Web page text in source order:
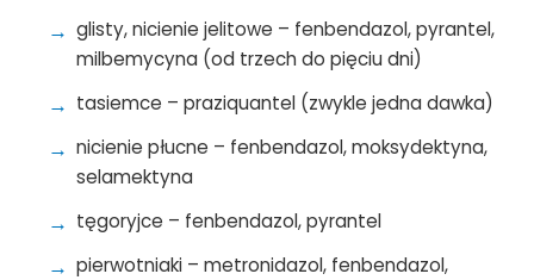
glisty, nicienie jelitowe – fenbendazol, pyrantel,
milbemycyna (od trzech do pięciu dni)
tasiemce – praziquantel (zwykle jedna dawka)
nicienie płucne – fenbendazol, moksydektyna,
selamektyna
tęgoryjce – fenbendazol, pyrantel
pierwotniaki – metronidazol, fenbendazol,